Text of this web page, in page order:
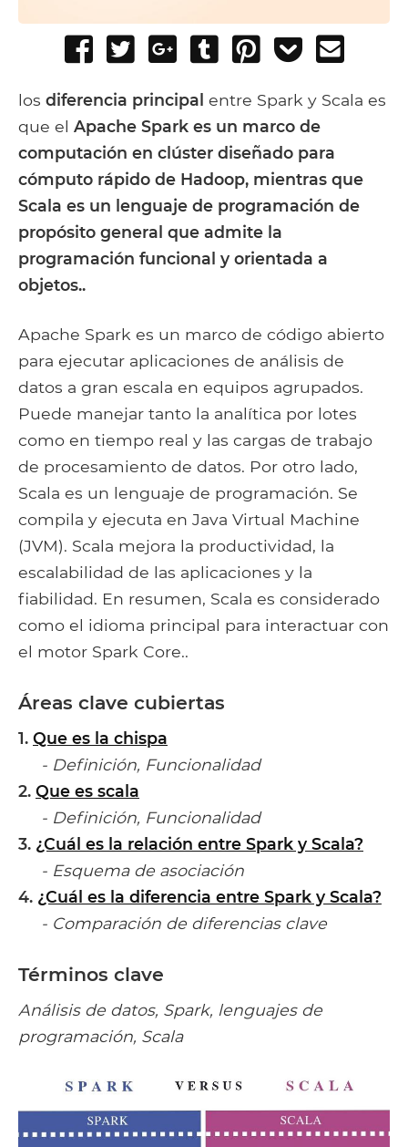
Share
Facebook
Tweet
Share
Google+
Post
Tumblr
Pin
Add
Pocket
los diferencia principal entre Spark y Scala es
que el Apache Spark es un marco de
computación en clúster diseñado para
cómputo rápido de Hadoop, mientras que
Scala es un lenguaje de programación de
propósito general que admite la
programación funcional y orientada a
objetos..
Apache Spark es un marco de código abierto
para ejecutar aplicaciones de análisis de
datos a gran escala en equipos agrupados.
Puede manejar tanto la analítica por lotes
como en tiempo real y las cargas de trabajo
de procesamiento de datos. Por otro lado,
Scala es un lenguaje de programación. Se
compila y ejecuta en Java Virtual Machine
(JVM). Scala mejora la productividad, la
escalabilidad de las aplicaciones y la
fiabilidad. En resumen, Scala es considerado
como el idioma principal para interactuar con
el motor Spark Core..
Áreas clave cubiertas
1. Que es la chispa
- Definición, Funcionalidad
2. Que es scala
- Definición, Funcionalidad
3. ¿Cuál es la relación entre Spark y Scala?
- Esquema de asociación
4. ¿Cuál es la diferencia entre Spark y Scala?
- Comparación de diferencias clave
Términos clave
Análisis de datos, Spark, lenguajes de
programación, Scala